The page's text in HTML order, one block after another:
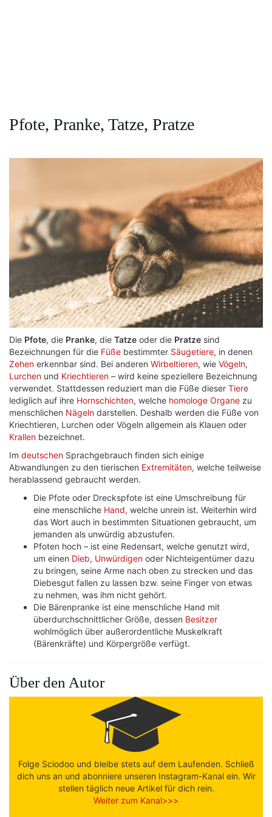
Pfote, Pranke, Tatze, Pratze
Die Pfote, die Pranke, die Tatze oder die Pratze sind
Bezeichnungen für die Füße bestimmter Säugetiere, in denen
Zehen erkennbar sind. Bei anderen Wirbeltieren, wie Vögeln,
Lurchen und Kriechtieren – wird keine speziellere Bezeichnung
verwendet. Stattdessen reduziert man die Füße dieser Tiere
lediglich auf ihre Hornschichten, welche homologe Organe zu
menschlichen Nägeln darstellen. Deshalb werden die Füße von
Kriechtieren, Lurchen oder Vögeln allgemein als Klauen oder
Krallen bezeichnet.
Im deutschen Sprachgebrauch finden sich einige
Abwandlungen zu den tierischen Extremitäten, welche teilweise
herablassend gebraucht werden.
Die Pfote oder Dreckspfote ist eine Umschreibung für
eine menschliche Hand, welche unrein ist. Weiterhin wird
das Wort auch in bestimmten Situationen gebraucht, um
jemanden als unwürdig abzustufen.
Pfoten hoch – ist eine Redensart, welche genutzt wird,
um einen Dieb, Unwürdigen oder Nichteigentümer dazu
zu bringen, seine Arme nach oben zu strecken und das
Diebesgut fallen zu lassen bzw. seine Finger von etwas
zu nehmen, was ihm nicht gehört.
Die Bärenpranke ist eine menschliche Hand mit
überdurchschnittlicher Größe, dessen Besitzer
wohlmöglich über außerordentliche Muskelkraft
(Bärenkräfte) und Körpergröße verfügt.
Über den Autor
Folge Sciodoo und bleibe stets auf dem Laufenden. Schließ
dich uns an und abonniere unseren Instagram-Kanal ein. Wir
stellen täglich neue Artikel für dich rein.
Weiter zum Kanal>>>